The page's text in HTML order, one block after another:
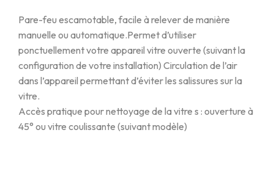
Pare-feu escamotable, facile à relever de manière
manuelle ou automatique.Permet d’utiliser
ponctuellement votre appareil vitre ouverte (suivant la
configuration de votre installation) Circulation de l’air
dans l’appareil permettant d’éviter les salissures sur la
vitre.
Accès pratique pour nettoyage de la vitre s : ouverture à
45° ou vitre coulissante (suivant modèle)